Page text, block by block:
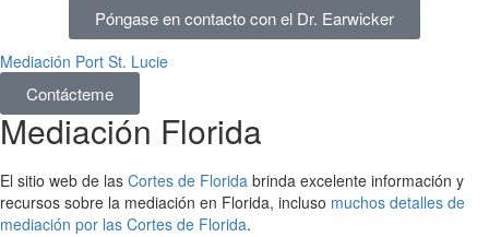
Póngase en contacto con el Dr. Earwicker
Mediación Port St. Lucie
Contácteme
Mediación Florida
El sitio web de las Cortes de Florida brinda excelente información y
recursos sobre la mediación en Florida, incluso muchos detalles de
mediación por las Cortes de Florida.